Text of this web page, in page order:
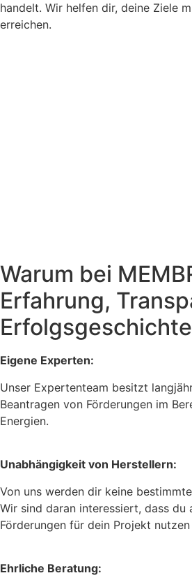
handelt. Wir helfen dir, deine Ziele
erreichen.
Warum bei
Erfahrung,
Eigene Experten:
Unser Expertenteam besitzt
Beantragen von Förderungen im
Energien.
Unabhängigkeit von Herstellern:
Von uns werden dir keine
Wir sind daran interessiert, dass du
Förderungen für dein Projekt
Ehrliche Beratung: